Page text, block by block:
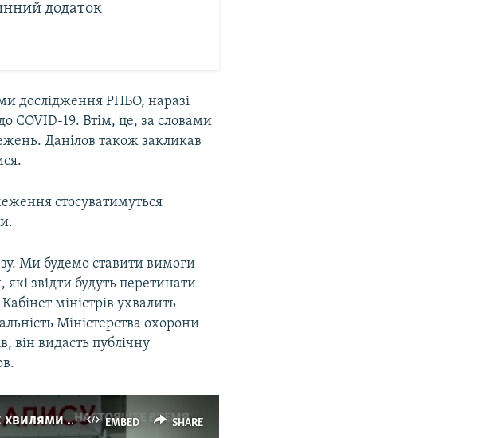
додаток
дослідження РНБО, наразі
COVID-19. Втім, це, за словами
Данілов також закликав
стосуватимуться
Ми будемо ставити вимоги
звідти будуть перетинати
міністрів ухвалить
Міністерства охорони
він видасть публічну
EMBED SHARE
Перепочинок від ковіду: як живе Україна між хвилями коронавірусу? (відео)